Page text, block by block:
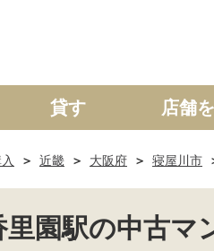
マンション
貸す 店舗
近畿 大阪府 寝屋川市
里園駅の中古マ